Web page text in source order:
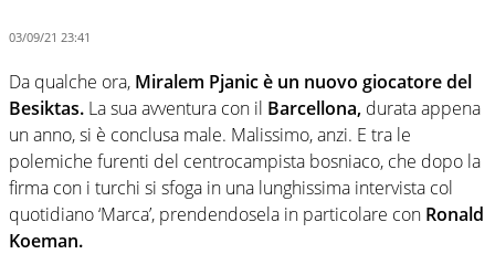
03/09/21 23:41
Da qualche ora, Miralem Pjanic è un nuovo giocatore del
Besiktas. La sua avventura con il Barcellona, durata appena
un anno, si è conclusa male. Malissimo, anzi. E tra le
polemiche furenti del centrocampista bosniaco, che dopo la
firma con i turchi si sfoga in una lunghissima intervista col
quotidiano ‘Marca’, prendendosela in particolare con Ronald
Koeman.